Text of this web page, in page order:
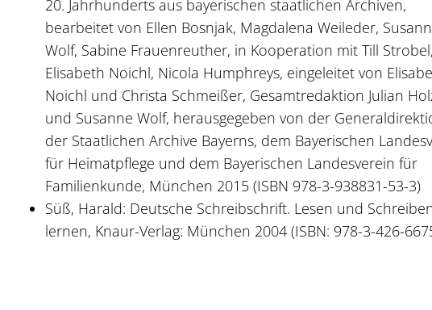
20. Jahrhunderts aus bayerischen staatlichen Archiven,
bearbeitet von Ellen Bosnjak, Magdalena Weileder,
Wolf, Sabine Frauenreuther, in Kooperation mit Till Strobel,
Elisabeth Noichl, Nicola Humphreys, eingeleitet von
Noichl und Christa Schmeißer, Gesamtredaktion Julian
und Susanne Wolf, herausgegeben von der
der Staatlichen Archive Bayerns, dem Bayerischen
für Heimatpflege und dem Bayerischen Landesverein für
Familienkunde, München 2015 (ISBN 978-3-938831-53-3)
Süß, Harald: Deutsche Schreibschrift. Lesen und
lernen, Knaur-Verlag: München 2004 (ISBN: 978-3-426-